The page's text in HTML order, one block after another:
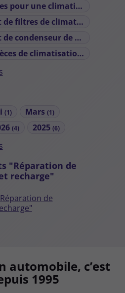
automobile, c’est
1995
Pièces détachées pour une climatisation de voiture
Remplacement de filtres de climatisation automobile défaillants
Remplacement de condenseur de climatisation
Entretien de pièces de climatisation automobile
(1) Mars(1)
(4) 2025(6)
"Réparation de
recharge"
de
automobile, c’est
1995